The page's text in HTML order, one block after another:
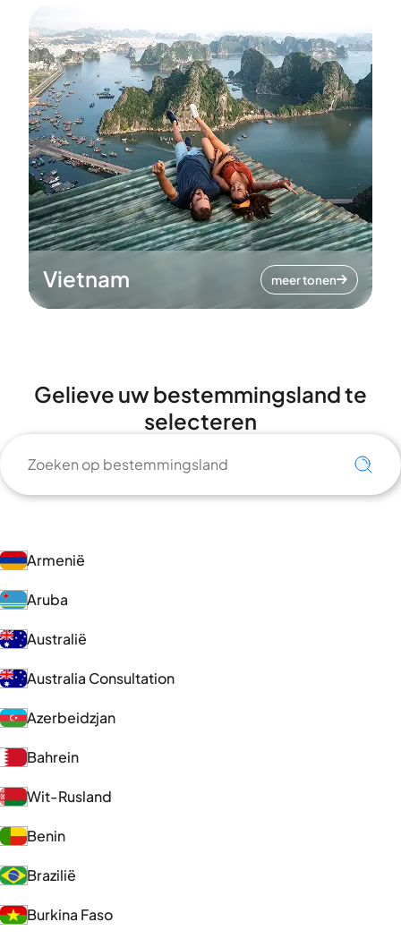
Vietnam meer tonen
Gelieve uw bestemmingsland te
selecteren
Armenië
Aruba
Australië
Australia Consultation
Azerbeidzjan
Bahrein
Wit-Rusland
Benin
Brazilië
Burkina Faso